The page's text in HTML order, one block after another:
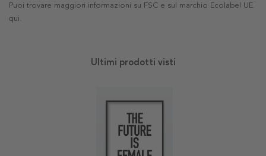
Puoi trovare maggiori informazioni su FSC e sul marchio Ecolabel UE
qui.
Ultimi prodotti visti